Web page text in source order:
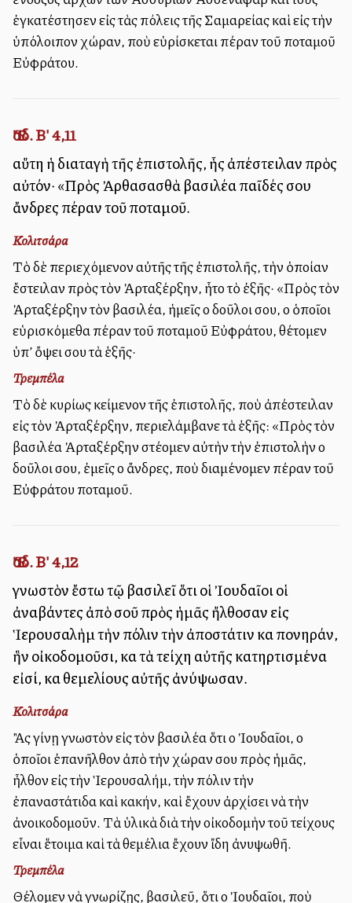
ἐγκατέστησεν εἰς τὰς πόλεις τῆς Σαμαρείας καὶ εἰς τὴν
ὑπόλοιπον χώραν, ποὺ εὑρίσκεται πέραν τοῦ ποταμοῦ
Εὐφράτου.
Ἔσδ. Β' 4,11
αὕτη ἡ διαταγὴ τῆς ἐπιστολῆς, ἧς ἀπέστειλαν πρὸς
αὐτόν· «Πρὸς Ἀρθασασθὰ βασιλέα παῖδές σου
ἄνδρες πέραν τοῦ ποταμοῦ.
Κολιτσάρα
Τὸ δὲ περιεχόμενον αὐτῆς τῆς ἐπιστολῆς, τὴν ὁποίαν
ἔστειλαν πρὸς τὸν Ἀρταξέρξην, ἦτο τὸ ἐξῆς· «Πρὸς τὸν
Ἀρταξέρξην τὸν βασιλέα, ἡμεῖς οἱ δοῦλοι σου, οἱ ὁποῖοι
εὑρισκόμεθα πέραν τοῦ ποταμοῦ Εὐφράτου, θέτομεν
ὑπ’ ὄψει σου τὰ ἑξῆς·
Τρεμπέλα
Τὸ δὲ κυρίως κείμενον τῆς ἐπιστολῆς, ποὺ ἀπέστειλαν
εἰς τὸν Ἀρταξέρξην, περιελάμβανε τὰ ἑξῆς: «Πρὸς τὸν
βασιλέα Ἀρταξέρξην στέλλομεν αὐτὴν τὴν ἐπιστολὴν οἱ
δοῦλοι σου, ἐμεῖς οἱ ἄνδρες, ποὺ διαμένομεν πέραν τοῦ
Εὐφράτου ποταμοῦ.
Ἔσδ. Β' 4,12
γνωστὸν ἔστω τῷ βασιλεῖ ὅτι οἱ Ἰουδαῖοι οἱ
ἀναβάντες ἀπὸ σοῦ πρὸς ἡμᾶς ἤλθοσαν εἰς
Ἱερουσαλὴμ τὴν πόλιν τὴν ἀποστάτιν καὶ πονηράν,
ἣν οἰκοδομοῦσι, καὶ τὰ τείχη αὐτῆς κατηρτισμένα
εἰσί, καὶ θεμελίους αὐτῆς ἀνύψωσαν.
Κολιτσάρα
Ἂς γίνῃ γνωστὸν εἰς τὸν βασιλέα ὅτι οἱ Ἰουδαῖοι, οἱ
ὁποῖοι ἐπανῆλθον ἀπὸ τὴν χώραν σου πρὸς ἡμᾶς,
ἦλθον εἰς τὴν Ἱερουσαλήμ, τὴν πόλιν τὴν
ἐπαναστάτιδα καὶ κακήν, καὶ ἔχουν ἀρχίσει νὰ τὴν
ἀνοικοδομοῦν. Τὰ ὑλικὰ διὰ τὴν οἰκοδομὴν τοῦ τείχους
εἶναι ἕτοιμα καὶ τὰ θεμέλια ἔχουν ἴδη ἀνυψωθῆ.
Τρεμπέλα
Θέλομεν νὰ γνωρίζῃς, βασιλεῦ, ὅτι οἱ Ἰουδαῖοι, ποὺ